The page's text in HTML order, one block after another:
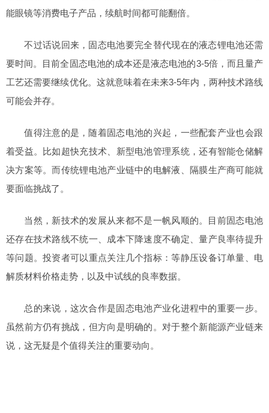
能眼镜等消费电子产品，续航时间都可能翻倍。
不过话说回来，固态电池要完全替代现在的液态锂电池还需
要时间。目前全固态电池的成本还是液态电池的3-5倍，而且量产
工艺还需要继续优化。这就意味着在未来3-5年内，两种技术路线
可能会并存。
值得注意的是，随着固态电池的兴起，一些配套产业也会跟
着受益。比如超快充技术、新型电池管理系统，还有智能仓储解
决方案等。而传统锂电池产业链中的电解液、隔膜生产商可能就
要面临挑战了。
当然，新技术的发展从来都不是一帆风顺的。目前固态电池
还存在技术路线不统一、成本下降速度不确定、量产良率待提升
等问题。投资者可以重点关注几个指标：等静压设备订单量、电
解质材料价格走势，以及中试线的良率数据。
总的来说，这次合作是固态电池产业化进程中的重要一步。
虽然前方仍有挑战，但方向是明确的。对于整个新能源产业链来
说，这无疑是个值得关注的重要动向。